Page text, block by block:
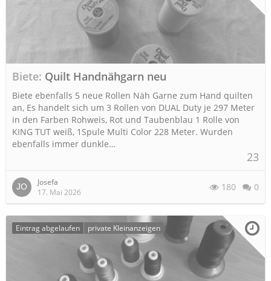
Biete Quilt Handnähgarn neu
Biete ebenfalls 5 neue Rollen Näh Garne zum Hand quilten
an, Es handelt sich um 3 Rollen von DUAL Duty je 297 Meter
in den Farben Rohweis, Rot und Taubenblau 1 Rolle von
KING TUT weiß, 1Spule Multi Color 228 Meter. Wurden
ebenfalls immer dunkle…
23
Josefa
17. Mai 2026
180 0
Eintrag abgelaufen private Kleinanzeigen